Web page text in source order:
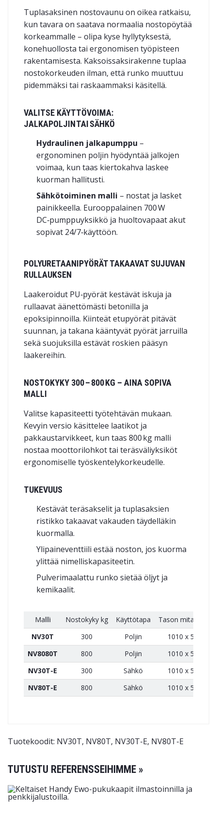
Tuplasaksinen nostovaunu on oikea ratkaisu,
kun tavara on saatava normaalia nostopöytää
korkeammalle – olipa kyse hyllytyksestä,
konehuollosta tai ergonomisen työpisteen
rakentamisesta. Kaksoissaksirakenne tuplaa
nostokorkeuden ilman, että runko muuttuu
pidemmäksi tai raskaammaksi käsitellä.
VALITSE KÄYTTÖVOIMA:
JALKAPOLJIN TAI SÄHKÖ
Hydraulinen jalkapumppu –
ergonominen poljin hyödyntää jalkojen
voimaa, kun taas kiertokahva laskee
kuorman hallitusti.
Sähkötoiminen malli – nostat ja lasket
painikkeella. Eurooppalainen 700 W
DC‑pumppuyksikkö ja huoltovapaat akut
sopivat 24/7‑käyttöön.
POLYURETAANIPYÖRÄT TAKAAVAT SUJUVAN
RULLAUKSEN
Laakeroidut PU‑pyörät kestävät iskuja ja
rullaavat äänettömästi betonilla ja
epoksipinnoilla. Kiinteät etupyörät pitävät
suunnan, ja takana kääntyvät pyörät jarruilla
sekä suojuksilla estävät roskien pääsyn
laakereihin.
NOSTOKYKY 300 – 800 KG – AINA SOPIVA
MALLI
Valitse kapasiteetti työtehtävän mukaan.
Kevyin versio käsittelee laatikot ja
pakkaustarvikkeet, kun taas 800 kg malli
nostaa moottorilohkot tai teräsväliyksiköt
ergonomiselle työskentelykorkeudelle.
TUKEVUUS
Kestävät teräsakselit ja tuplasaksien
ristikko takaavat vakauden täydelläkin
kuormalla.
Ylipaineventtiili estää noston, jos kuorma
ylittää nimelliskapasiteetin.
Pulverimaalattu runko sietää öljyt ja
kemikaalit.
Mallli Nostokyky kg Käyttötapa
Tason mitat mm
NV30T
300 Poljin
1010 x 520
NV8080T
800 Poljin
1010 x 520
NV30T-E
300 Sähkö
1010 x 520
NV80T-E
800 Sähkö 1010 x 520
Tuotekoodit: NV30T, NV80T, NV30T-E, NV80T-E
TUTUSTU REFERENSSEIHIMME »